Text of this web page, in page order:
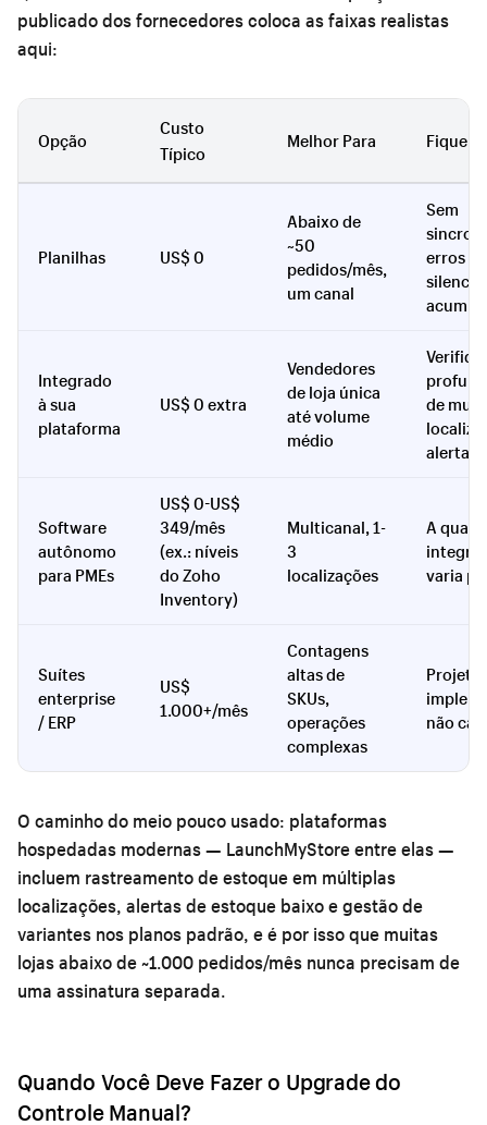
publicado dos fornecedores coloca as faixas realistas
aqui:
Opção
Custo
Típico
Melhor Para Fique
Planilhas US$ 0
Abaixo de
~50
pedidos/mês,
um canal
Sem
erros
Integrado
à sua
plataforma
US$ 0 extra
Vendedores
de loja única
até volume
médio
de
alertas
Software
autônomo
para PMEs
US$ 0-US$
349/mês
(ex.: níveis
do Zoho
Inventory)
Multicanal, 1-
3
localizações
A
varia
Suítes
enterprise
/ ERP
US$
1.000+/mês
Contagens
altas de
SKUs,
operações
complexas
não
O caminho do meio pouco usado: plataformas
hospedadas modernas — LaunchMyStore entre elas —
incluem rastreamento de estoque em múltiplas
localizações, alertas de estoque baixo e gestão de
variantes nos planos padrão, e é por isso que muitas
lojas abaixo de ~1.000 pedidos/mês nunca precisam de
uma assinatura separada.
Quando Você Deve Fazer o Upgrade do
Controle Manual?